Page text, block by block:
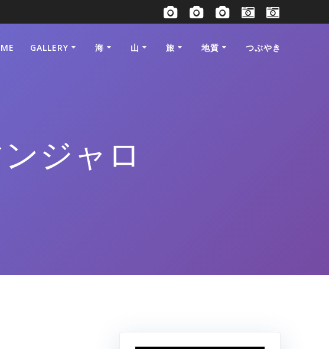
GALLERY 海 山 旅 地質 つぶやき
ジャロ